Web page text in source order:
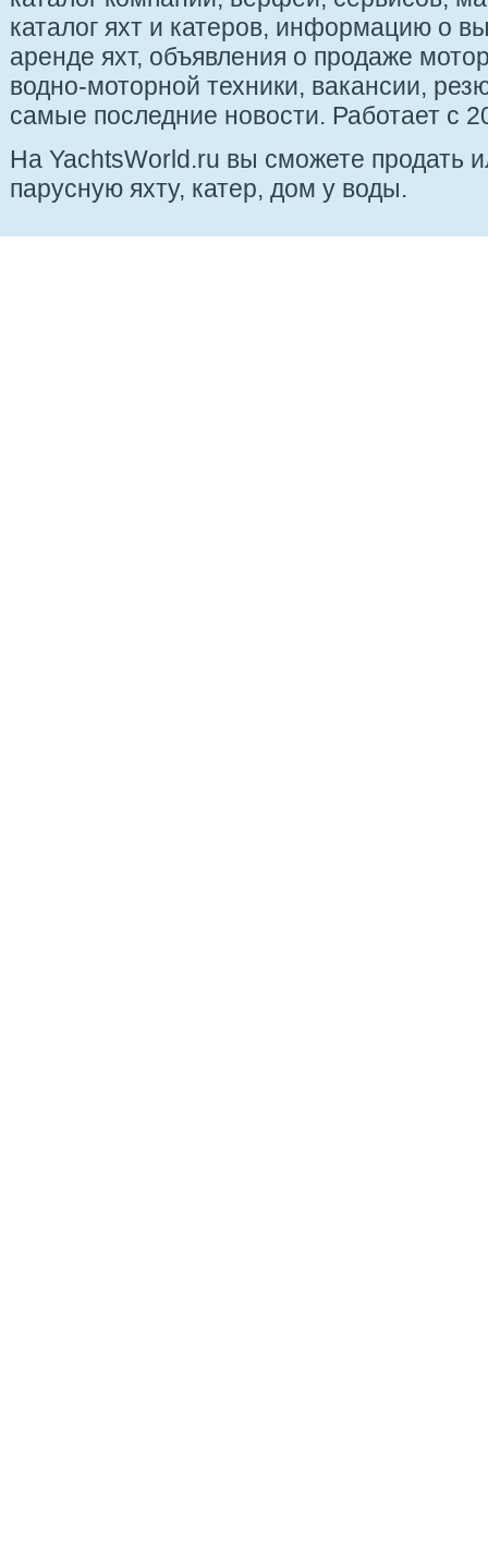
каталог яхт и катеров, информацию о
аренде яхт, объявления о продаже
водно-моторной техники, вакансии,
самые последние новости. Работает с
На YachtsWorld.ru вы сможете продать
парусную яхту, катер, дом у воды.